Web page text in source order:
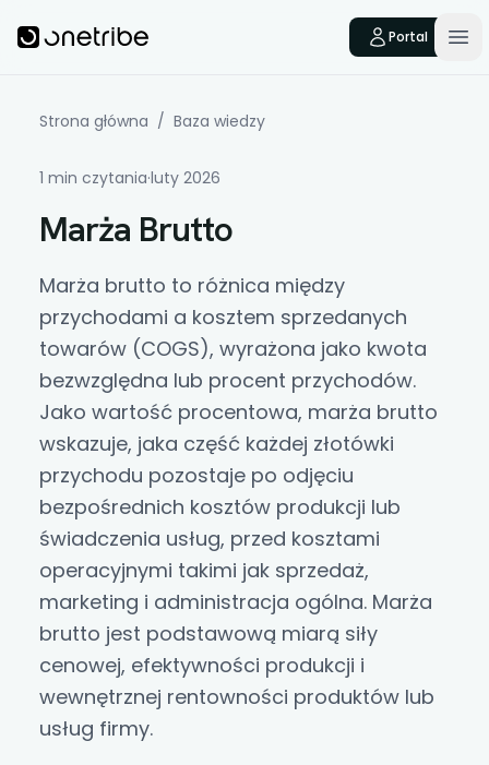
Onetribe
Portal
Strona główna / Baza wiedzy
1 min czytania·luty 2026
Marża Brutto
Marża brutto to różnica między
przychodami a kosztem sprzedanych
towarów (COGS), wyrażona jako kwota
bezwzględna lub procent przychodów.
Jako wartość procentowa, marża brutto
wskazuje, jaka część każdej złotówki
przychodu pozostaje po odjęciu
bezpośrednich kosztów produkcji lub
świadczenia usług, przed kosztami
operacyjnymi takimi jak sprzedaż,
marketing i administracja ogólna. Marża
brutto jest podstawową miarą siły
cenowej, efektywności produkcji i
wewnętrznej rentowności produktów lub
usług firmy.